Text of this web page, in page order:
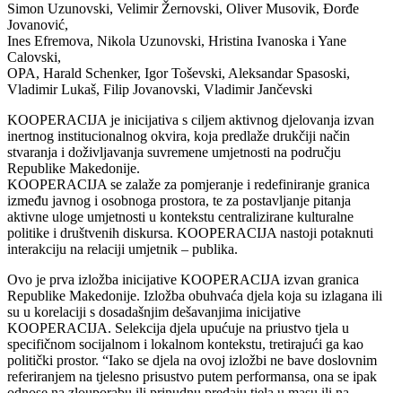
Simon Uzunovski, Velimir Žernovski, Oliver Musovik, Đorđe
Jovanović,
Ines Efremova, Nikola Uzunovski, Hristina Ivanoska i Yane
Calovski,
OPA, Harald Schenker, Igor Toševski, Aleksandar Spasoski,
Vladimir Lukaš, Filip Jovanovski, Vladimir Jančevski
KOOPERACIJA je inicijativa s ciljem aktivnog djelovanja izvan
inertnog institucionalnog okvira, koja predlaže drukčiji način
stvaranja i doživljavanja suvremene umjetnosti na području
Republike Makedonije.
KOOPERACIJA se zalaže za pomjeranje i redefiniranje granica
između javnog i osobnoga prostora, te za postavljanje pitanja
aktivne uloge umjetnosti u kontekstu centralizirane kulturalne
politike i društvenih diskursa. KOOPERACIJA nastoji potaknuti
interakciju na relaciji umjetnik – publika.
Ovo je prva izložba inicijative KOOPERACIJA izvan granica
Republike Makedonije. Izložba obuhvaća djela koja su izlagana ili
su u korelaciji s dosadašnjim dešavanjima inicijative
KOOPERACIJA. Selekcija djela upućuje na priustvo tjela u
specifičnom socijalnom i lokalnom kontekstu, tretirajući ga kao
politički prostor. “Iako se djela na ovoj izložbi ne bave doslovnim
referiranjem na tjelesno prisustvo putem performansa, ona se ipak